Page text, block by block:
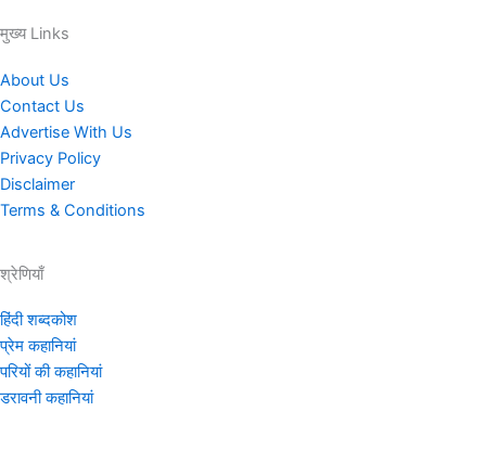
मुख्य Links
About Us
Contact Us
Advertise With Us
Privacy Policy
Disclaimer
Terms & Conditions
श्रेणियाँ
हिंदी शब्दकोश
प्रेम कहानियां
परियों की कहानियां
डरावनी कहानियां